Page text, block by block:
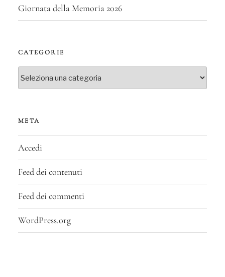
Giornata della Memoria 2026
CATEGORIE
Categorie
META
Accedi
Feed dei contenuti
Feed dei commenti
WordPress.org